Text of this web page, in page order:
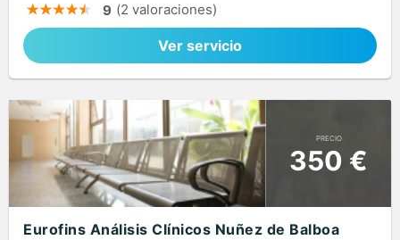
9 (2 valoraciones)
Ver servicio
PRECIO
350 €
Eurofins Análisis Clínicos Nuñez de Balboa